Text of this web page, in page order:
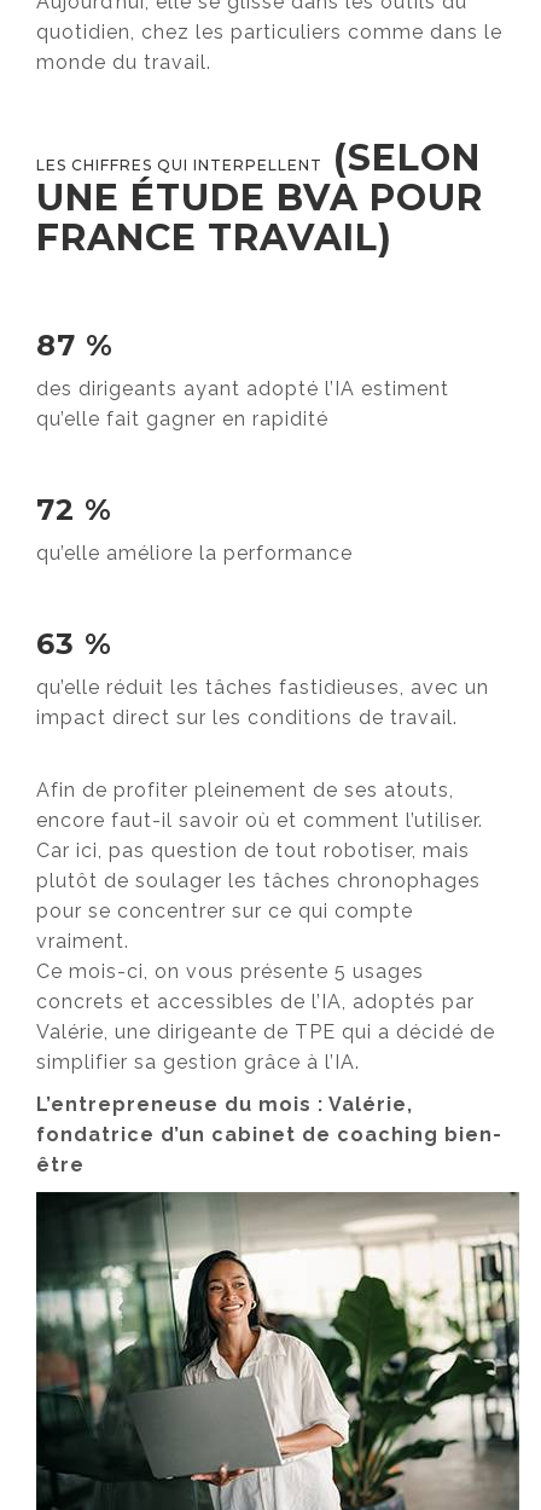
quotidien, chez les particuliers comme dans le
monde du travail.
LES CHIFFRES QUI INTERPELLENT
(SELON
UNE ÉTUDE BVA POUR
FRANCE TRAVAIL)
87 %
des dirigeants ayant adopté l’IA estiment
qu’elle fait gagner en rapidité
72 %
qu’elle améliore la performance
63 %
qu’elle réduit les tâches fastidieuses, avec un
impact direct sur les conditions de travail.
Afin de profiter pleinement de ses atouts,
encore faut-il savoir où et comment l’utiliser.
Car ici, pas question de tout robotiser, mais
plutôt de soulager les tâches chronophages
pour se concentrer sur ce qui compte
vraiment.
Ce mois-ci, on vous présente 5 usages
concrets et accessibles de l’IA, adoptés par
Valérie, une dirigeante de TPE qui a décidé de
simplifier sa gestion grâce à l’IA.
L’entrepreneuse du mois : Valérie,
fondatrice d’un cabinet de coaching bien-
être